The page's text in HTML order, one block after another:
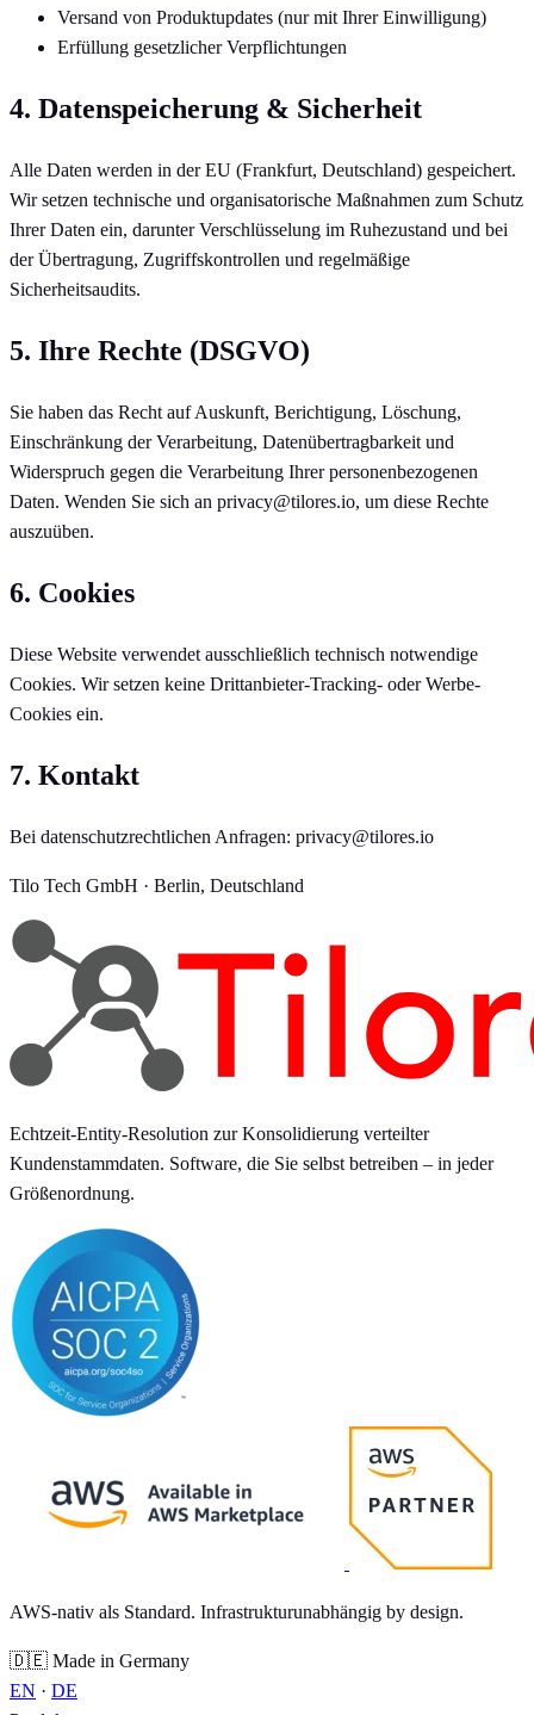
Versand von Produktupdates (nur mit Ihrer Einwilligung)
Erfüllung gesetzlicher Verpflichtungen
4. Datenspeicherung & Sicherheit
Alle Daten werden in der EU (Frankfurt, Deutschland) gespeichert.
Wir setzen technische und organisatorische Maßnahmen zum Schutz
Ihrer Daten ein, darunter Verschlüsselung im Ruhezustand und bei
der Übertragung, Zugriffskontrollen und regelmäßige
Sicherheitsaudits.
5. Ihre Rechte (DSGVO)
Sie haben das Recht auf Auskunft, Berichtigung, Löschung,
Einschränkung der Verarbeitung, Datenübertragbarkeit und
Widerspruch gegen die Verarbeitung Ihrer personenbezogenen
Daten. Wenden Sie sich an privacy@tilores.io, um diese Rechte
auszuüben.
6. Cookies
Diese Website verwendet ausschließlich technisch notwendige
Cookies. Wir setzen keine Drittanbieter-Tracking- oder Werbe-
Cookies ein.
7. Kontakt
Bei datenschutzrechtlichen Anfragen: privacy@tilores.io
Tilo Tech GmbH · Berlin, Deutschland
Echtzeit-Entity-Resolution zur Konsolidierung verteilter
Kundenstammdaten. Software, die Sie selbst betreiben – in jeder
Größenordnung.
AWS-nativ als Standard. Infrastrukturunabhängig by design.
🇩🇪 Made in Germany
EN · DE